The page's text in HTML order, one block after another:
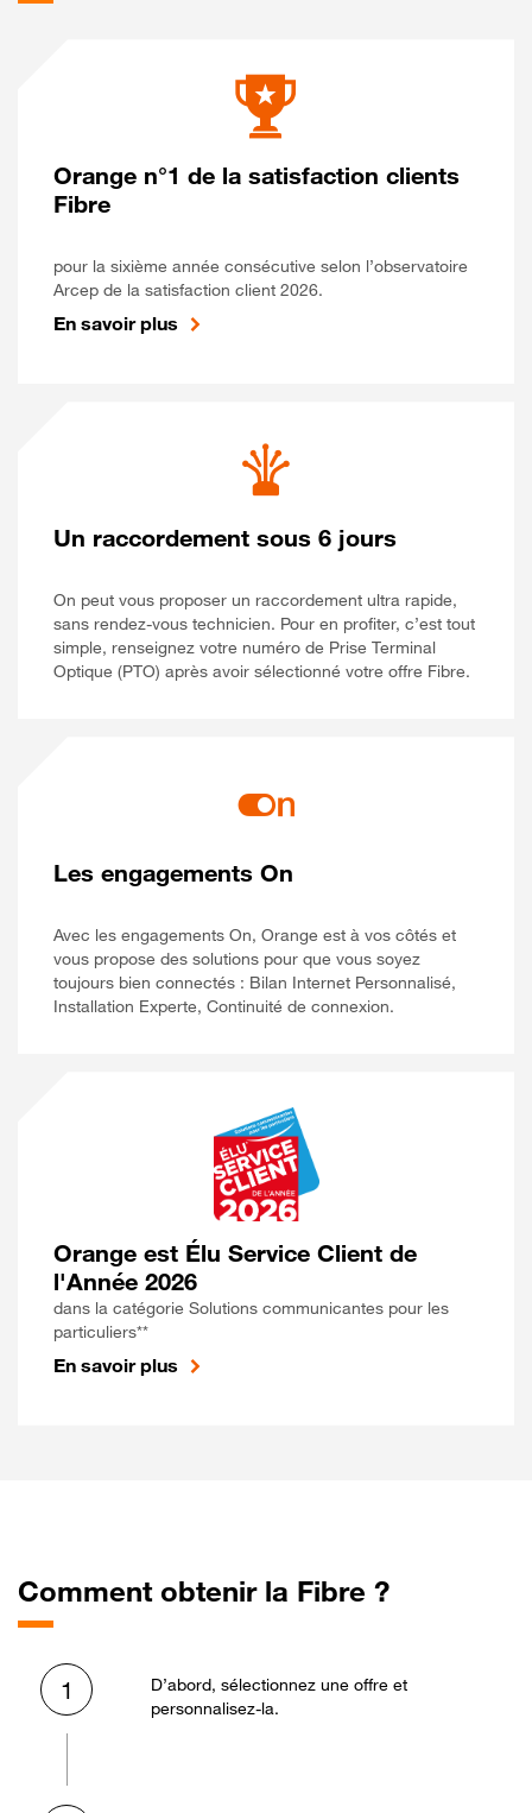
Orange n°1 de la satisfaction clients
Fibre
pour la sixième année consécutive selon l’observatoire
Arcep de la satisfaction client 2026.
En savoir plus
Un raccordement sous 6 jours
On peut vous proposer un raccordement ultra rapide,
sans rendez-vous technicien. Pour en profiter, c’est tout
simple, renseignez votre numéro de Prise Terminal
Optique (PTO) après avoir sélectionné votre offre Fibre.
Les engagements On
Avec les engagements On, Orange est à vos côtés et
vous propose des solutions pour que vous soyez
toujours bien connectés : Bilan Internet Personnalisé,
Installation Experte, Continuité de connexion.
Orange est Élu Service Client de
l'Année 2026
dans la catégorie Solutions communicantes pour les
particuliers**
En savoir plus
Comment obtenir la Fibre ?
1
D’abord, sélectionnez une offre et
personnalisez-la.